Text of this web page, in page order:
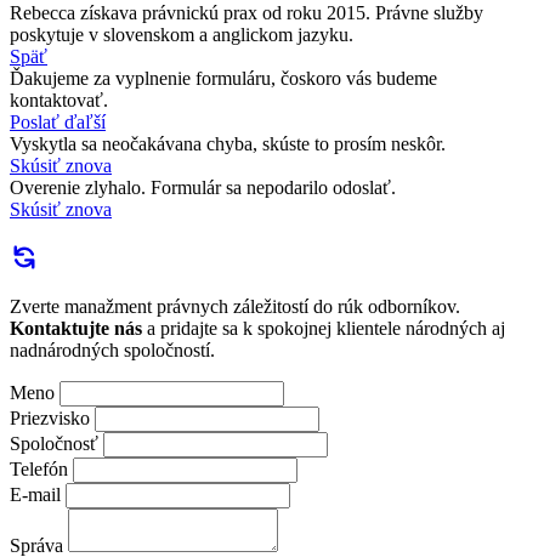
Rebecca získava právnickú prax od roku 2015. Právne služby
poskytuje v slovenskom a anglickom jazyku.
Späť
Ďakujeme za vyplnenie formuláru, čoskoro vás budeme
kontaktovať.
Poslať ďaľší
Vyskytla sa neočakávana chyba, skúste to prosím neskôr.
Skúsiť znova
Overenie zlyhalo. Formulár sa nepodarilo odoslať.
Skúsiť znova
Zverte manažment právnych záležitostí do rúk odborníkov.
Kontaktujte nás a pridajte sa k spokojnej klientele národných aj
nadnárodných spoločností.
Meno
Priezvisko
Spoločnosť
Telefón
E-mail
Správa